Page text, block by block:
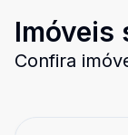
Imóveis
Confira